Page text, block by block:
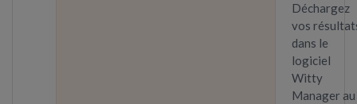
Déchargez
vos
dans le
logiciel
Witty
Manager au